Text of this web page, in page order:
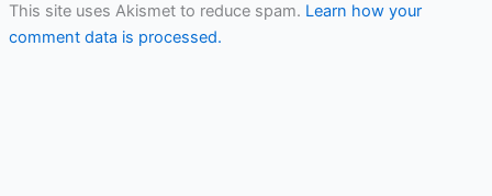
This site uses Akismet to reduce spam. Learn how your
comment data is processed.